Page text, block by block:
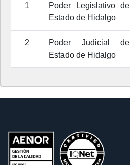
1
Poder Legislativo del
Estado de Hidalgo
2
Poder Judicial del
Estado de Hidalgo